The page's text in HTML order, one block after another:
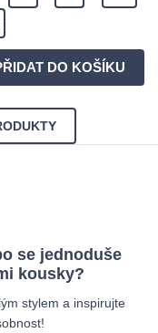
se jednoduše
kousky?
stylem a inspirujte